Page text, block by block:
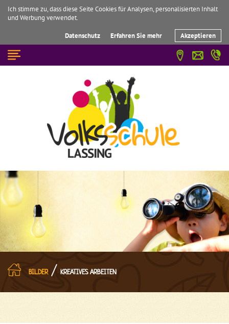
Ich stimme zu, dass diese Seite Cookies für Analysen, personalisierten Inhalt
und Werbung verwendet.
Datenschutz Erfahren Sie mehr Akzeptieren
☰
BILDER/ KREATIVES ARBEITEN